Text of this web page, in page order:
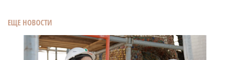
ЕЩЕ НОВОСТИ